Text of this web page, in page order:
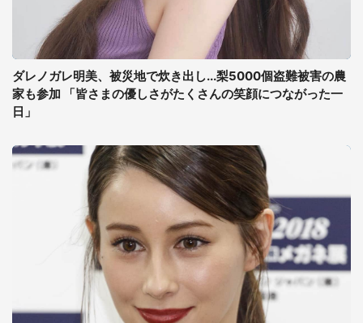
ダレノガレ明美、被災地で炊き出し...梨5000個盗難被害の農
家も参加 「皆さまの優しさがたくさんの笑顔につながった一
日」